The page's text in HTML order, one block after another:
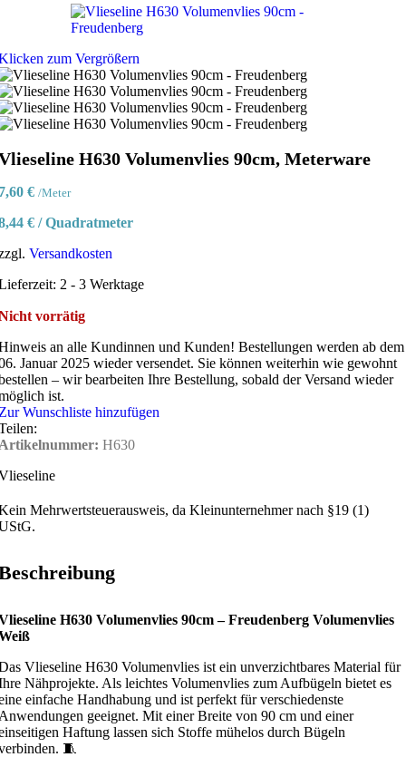
zum Vergrößern
H630 Volumenvlies 90cm, Meterware
€ /Meter
€ /Quadratmeter
Versandkosten
2 - 3 Werktage
vorrätig
an alle Kundinnen und Kunden! Bestellungen werden ab dem
Januar 2025 wieder versendet. Sie können weiterhin wie gewohnt
– wir bearbeiten Ihre Bestellung, sobald der Versand wieder
ist.
Wunschliste hinzufügen
H630
Mehrwertsteuerausweis, da Kleinunternehmer nach §19 (1)
H630 Volumenvlies 90cm – Freudenberg Volumenvlies
Vlieseline H630 Volumenvlies ist ein unverzichtbares Material für
Nähprojekte. Als leichtes Volumenvlies zum Aufbügeln bietet es
einfache Handhabung und ist perfekt für verschiedenste
geeignet. Mit einer Breite von 90 cm und einer
Haftung lassen sich Stoffe mühelos durch Bügeln
🧵